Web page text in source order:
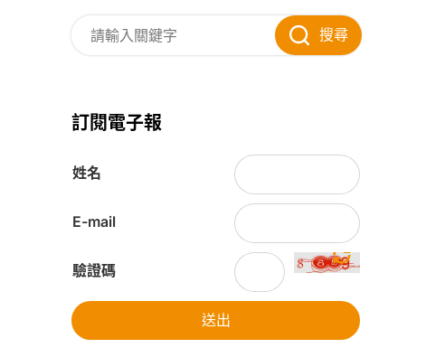
搜尋
訂閱電子報
姓名
E-mail
驗證碼
送出